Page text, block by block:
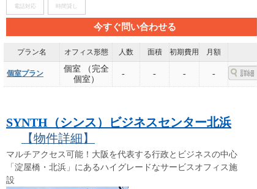
電話対応 時間貸し
今すぐ問い合わせる
プラン名 オフィス形態 人数 面積 初期費用 月額
個室プラン
個室 （完全
個室）
- - - -
SYNTH（シンス）ビジネスセンター北浜
【物件詳細】
マルチアクセス可能！大阪を代表する行政とビジネスの中心
「淀屋橋・北浜」にあるハイグレードなサービスオフィス施
設